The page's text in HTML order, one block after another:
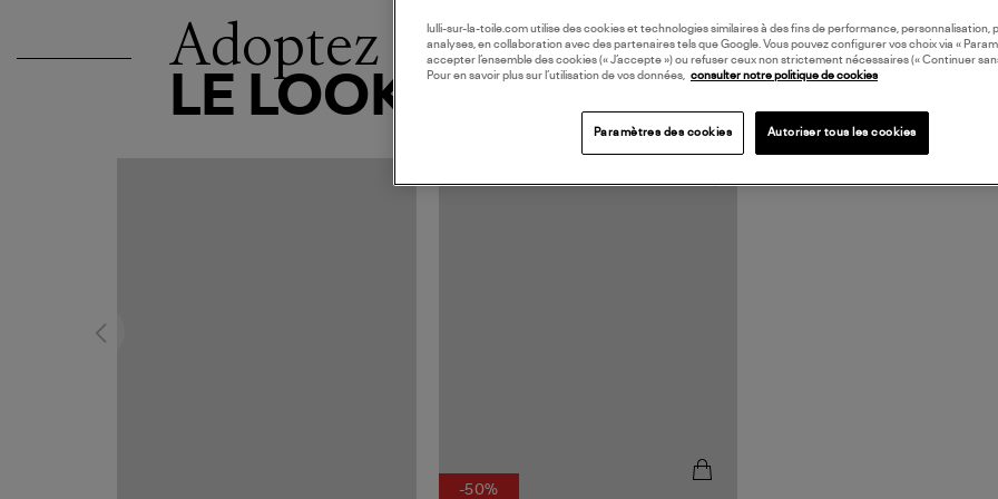
Adoptez
LE LOOK
-50%
lulli-sur-la-toile.com utilise des cookies et technologies similaires à des fins de performance, personnalisation,
analyses, en collaboration avec des partenaires tels que Google. Vous pouvez configurer vos choix via «
accepter l’ensemble des cookies (« J’accepte ») ou refuser ceux non strictement nécessaires (« Continuer
Pour en savoir plus sur l’utilisation de vos données,
consulter notre politique de cookies
Paramètres des cookies Autoriser tous les cookies